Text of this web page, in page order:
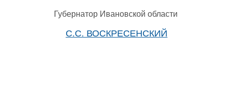
Губернатор Ивановской области
С.С. ВОСКРЕСЕНСКИЙ